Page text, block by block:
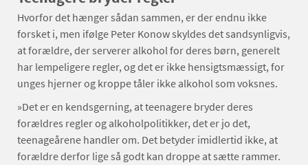
Hvorfor det hænger sådan sammen, er der endnu ikke
forsket i, men ifølge Peter Konow skyldes det sandsynligvis,
at forældre, der serverer alkohol for deres børn, generelt
har lempeligere regler, og det er ikke hensigtsmæssigt, for
unges hjerner og kroppe tåler ikke alkohol som voksnes.
»Det er en kendsgerning, at teenagere bryder deres
forældres regler og alkoholpolitikker, det er jo det,
teenageårene handler om. Det betyder imidlertid ikke, at
forældre derfor lige så godt kan droppe at sætte rammer.